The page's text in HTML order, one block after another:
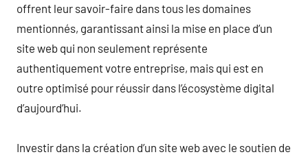
offrent leur savoir-faire dans tous les domaines
mentionnés, garantissant ainsi la mise en place d’un
site web qui non seulement représente
authentiquement votre entreprise, mais qui est en
outre optimisé pour réussir dans l’écosystème digital
d’aujourd’hui.
Investir dans la création d’un site web avec le soutien de